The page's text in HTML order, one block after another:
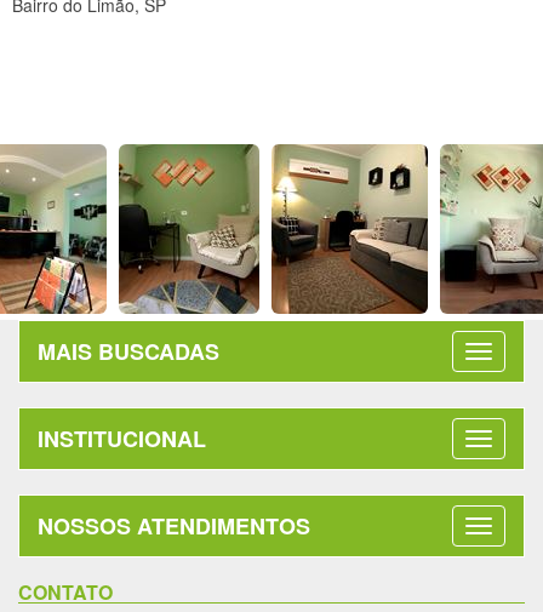
Bairro do Limão, SP
MAIS BUSCADAS
INSTITUCIONAL
NOSSOS ATENDIMENTOS
CONTATO